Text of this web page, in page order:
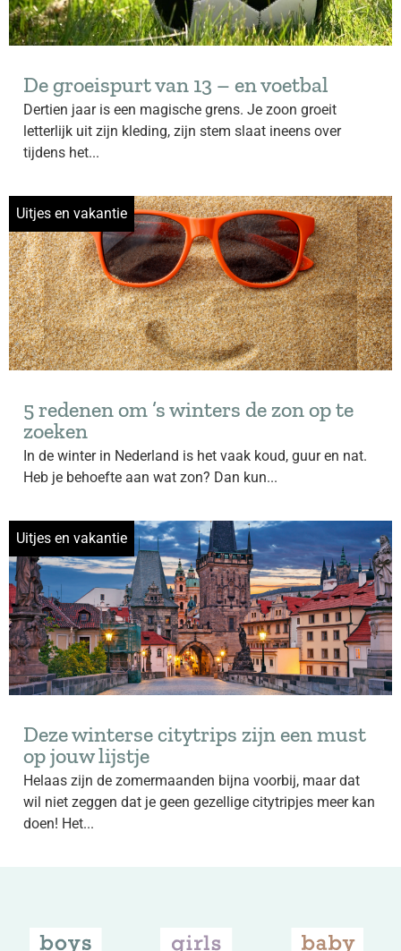
De groeispurt van 13 – en voetbal
Dertien jaar is een magische grens. Je zoon groeit
letterlijk uit zijn kleding, zijn stem slaat ineens over
tijdens het...
Uitjes en vakantie
5 redenen om ’s winters de zon op te
zoeken
In de winter in Nederland is het vaak koud, guur en nat.
Heb je behoefte aan wat zon? Dan kun...
Uitjes en vakantie
Deze winterse citytrips zijn een must
op jouw lijstje
Helaas zijn de zomermaanden bijna voorbij, maar dat
wil niet zeggen dat je geen gezellige citytripjes meer kan
doen! Het...